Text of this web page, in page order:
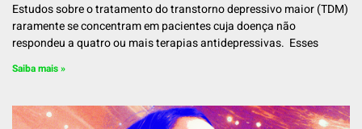
Estudos sobre o tratamento do transtorno depressivo maior (TDM)
raramente se concentram em pacientes cuja doença não
respondeu a quatro ou mais terapias antidepressivas. Esses
Saiba mais »